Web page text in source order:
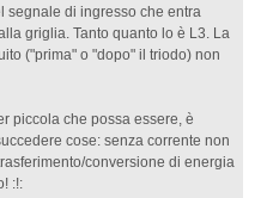
segnale di ingresso che entra
griglia. Tanto quanto lo è L3. La
("prima" o "dopo" il triodo) non
piccola che possa essere, è
cose: senza corrente non
conversione di energia
:!: